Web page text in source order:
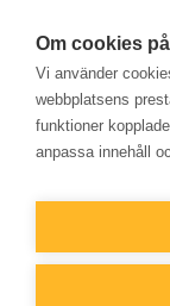
Hem
Bergvärme
Om cookies
Vi använder
webbplatsens
funktioner
anpassa innehåll